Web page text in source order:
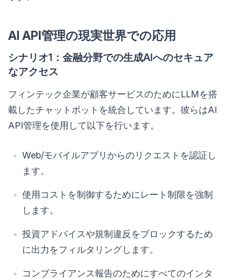
AI API管理の現実世界での応用
シナリオ1：金融分野での生成AIへのセキュア
なアクセス
フィンテック企業が顧客サービスのためにLLMを搭
載したチャットボットを統合しています。彼らはAI
API管理を使用して以下を行います。
Web/モバイルアプリからのリクエストを認証し
ます。
使用コストを制御するためにレート制限を強制
します。
投資アドバイスや規制違反をブロックするため
に出力をフィルタリングします。
コンプライアンス報告のためにすべてのインタ